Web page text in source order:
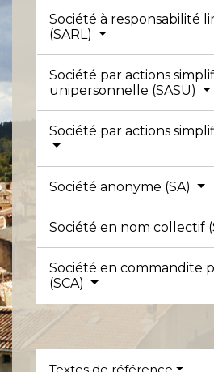
Société à responsabilité
(SARL)
Société par actions
unipersonnelle (SASU)
Société par actions
Société anonyme (SA)
Société en nom collectif
Société en commandite
(SCA)